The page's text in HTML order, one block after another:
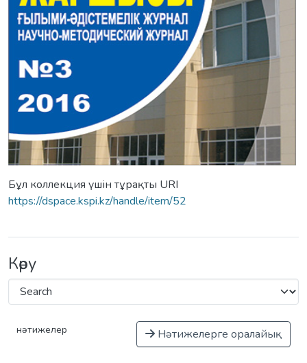
Бұл коллекция үшін тұрақты URI
https://dspace.kspi.kz/handle/item/52
Көру
нәтижелер Нәтижелерге оралайық